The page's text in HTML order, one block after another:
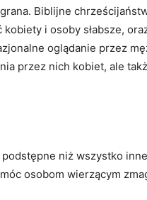
Biblijne
i osoby słabsze,
oglądanie przez
przez nich kobiet, ale
niż wszystko
osobom wierzącym